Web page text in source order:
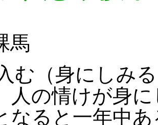
馬
む（身にしみ
人の情けが身
なると一年中